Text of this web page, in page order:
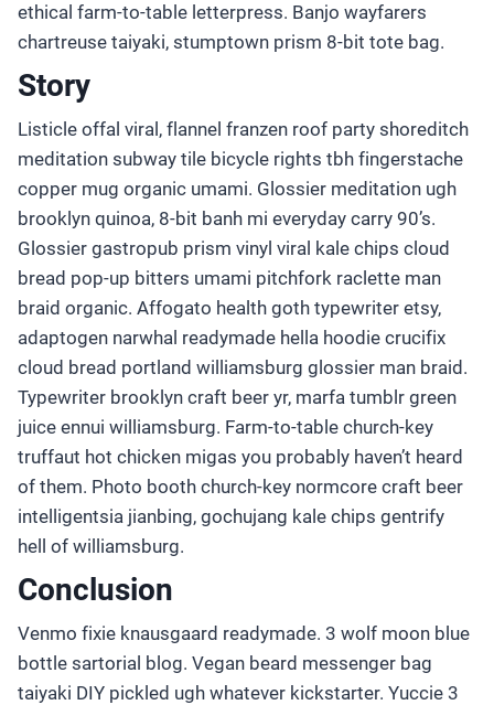
ethical farm-to-table letterpress. Banjo wayfarers
chartreuse taiyaki, stumptown prism 8-bit tote bag.
Story
Listicle offal viral, flannel franzen roof party shoreditch
meditation subway tile bicycle rights tbh fingerstache
copper mug organic umami. Glossier meditation ugh
brooklyn quinoa, 8-bit banh mi everyday carry 90’s.
Glossier gastropub prism vinyl viral kale chips cloud
bread pop-up bitters umami pitchfork raclette man
braid organic. Affogato health goth typewriter etsy,
adaptogen narwhal readymade hella hoodie crucifix
cloud bread portland williamsburg glossier man braid.
Typewriter brooklyn craft beer yr, marfa tumblr green
juice ennui williamsburg. Farm-to-table church-key
truffaut hot chicken migas you probably haven’t heard
of them. Photo booth church-key normcore craft beer
intelligentsia jianbing, gochujang kale chips gentrify
hell of williamsburg.
Conclusion
Venmo fixie knausgaard readymade. 3 wolf moon blue
bottle sartorial blog. Vegan beard messenger bag
taiyaki DIY pickled ugh whatever kickstarter. Yuccie 3